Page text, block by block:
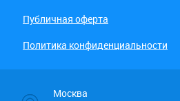
Публичная оферта
Политика конфиденциальности
Москва